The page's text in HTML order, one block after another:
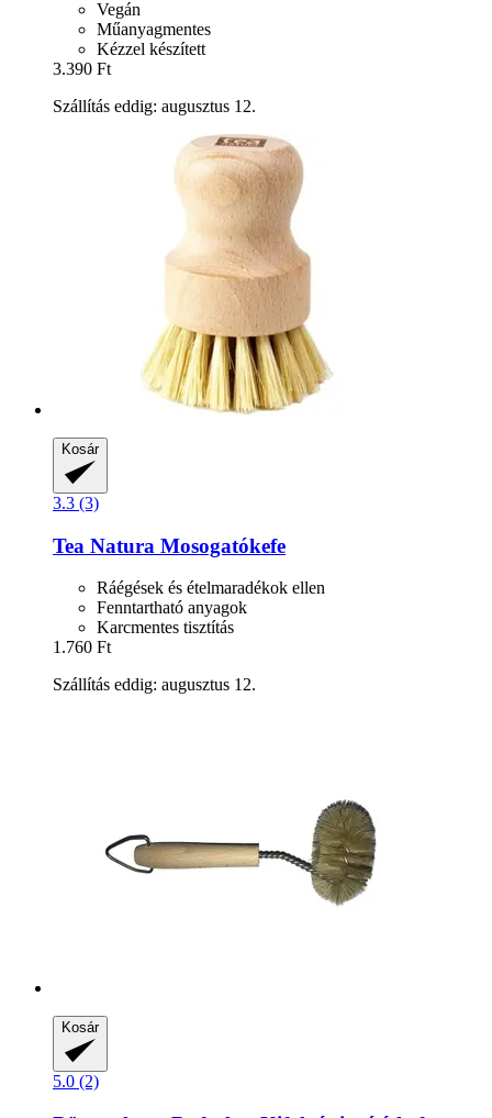
Vegán
Műanyagmentes
Kézzel készített
3.390 Ft
Szállítás eddig: augusztus 12.
Kosár
3.3 (3)
Tea Natura Mosogatókefe
Ráégések és ételmaradékok ellen
Fenntartható anyagok
Karcmentes tisztítás
1.760 Ft
Szállítás eddig: augusztus 12.
Kosár
5.0 (2)